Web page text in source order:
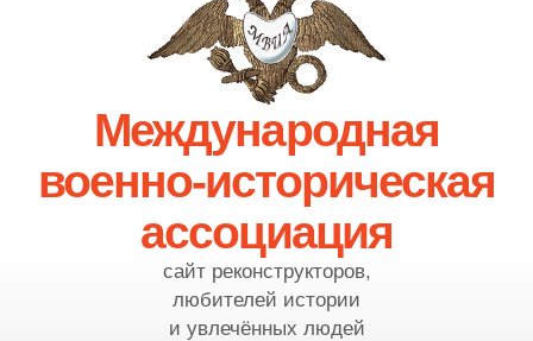
Международная
военно-историческая
ассоциация
сайт реконструкторов,
любителей истории
и увлечённых людей